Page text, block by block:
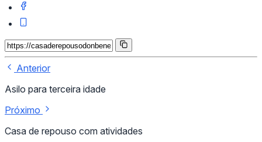
Anterior
Asilo para terceira idade
Próximo
Casa de repouso com atividades